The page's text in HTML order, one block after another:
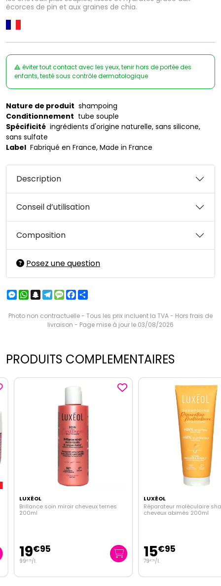
écorces de pin et aux graines de chia.
éviter tout contact avec les yeux, tenir hors de portée des
enfants, testé sous contrôle dermatologique
Nature de produit shampoing
Conditionnement tube souple
Spécificité ingrédients d'origine naturelle, sans silicone,
sans sulfate
Label Fabriqué en France, Made in France
Description
Conseil d’utilisation
Composition
Posez une question
Messenger
WhatsApp
Snapchat
Telegram
MessageFacebook
Photo non contractuelle - Tous les prix incluent la TVA - Hors frais de
livraison - Page mise à jour le 03/08/2026
PRODUITS COMPLEMENTAIRES
LUXÉOL
Brillance soin miroir cheveux ternes
200ml
19€95
€ 75/l.
LUXÉOL
Réparateur moléculaire
cheveux abimés 200ml
15€95
€75/l.